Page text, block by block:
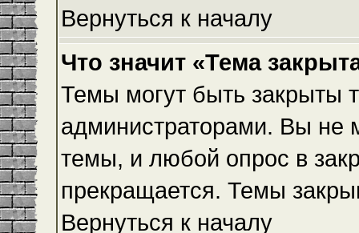
Вернуться к началу
Что значит «Тема
Темы могут быть закрыты
администраторами. Вы не
темы, и любой опрос в
прекращается. Темы
Вернуться к началу